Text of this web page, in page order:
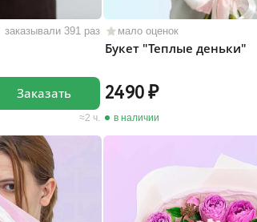
заказывали 391 раз
2 ч.
Заказать
мало оценок
Букет "Теплые деньки"
2490
в наличии